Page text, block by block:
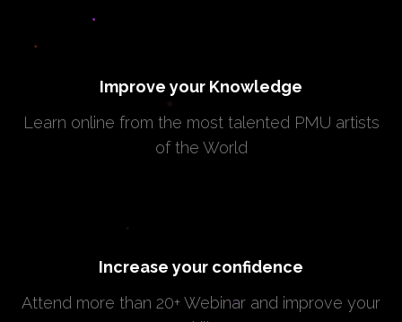
Improve your Knowledge
Learn online from the most talented PMU artists
of the World
Increase your confidence
Attend more than 20+ Webinar and improve your